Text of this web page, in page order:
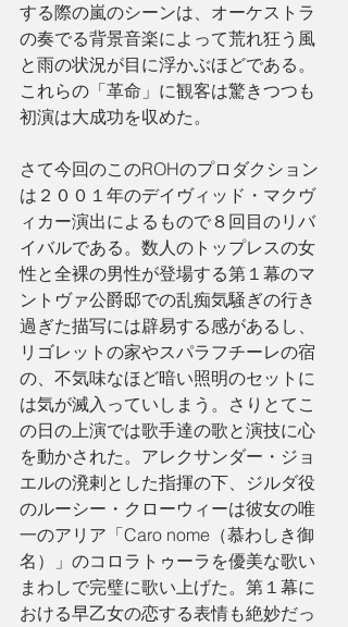
する際の嵐のシーンは、オーケストラ
の奏でる背景音楽によって荒れ狂う風
と雨の状況が目に浮かぶほどである。
これらの「革命」に観客は驚きつつも
初演は大成功を収めた。
さて今回のこのROHのプロダクション
は２００１年のデイヴィッド・マクヴ
ィカー演出によるもので８回目のリバ
イバルである。数人のトップレスの女
性と全裸の男性が登場する第１幕のマ
ントヴァ公爵邸での乱痴気騒ぎの行き
過ぎた描写には辟易する感があるし、
リゴレットの家やスパラフチーレの宿
の、不気味なほど暗い照明のセットに
は気が滅入っていしまう。さりとてこ
の日の上演では歌手達の歌と演技に心
を動かされた。アレクサンダー・ジョ
エルの溌剌とした指揮の下、ジルダ役
のルーシー・クローウィーは彼女の唯
一のアリア「Caro nome（慕わしき御
名）」のコロラトゥーラを優美な歌い
まわしで完璧に歌い上げた。第１幕に
おける早乙女の恋する表情も絶妙だっ